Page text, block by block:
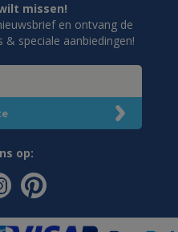
missen!
en ontvang de
speciale aanbiedingen!
op: